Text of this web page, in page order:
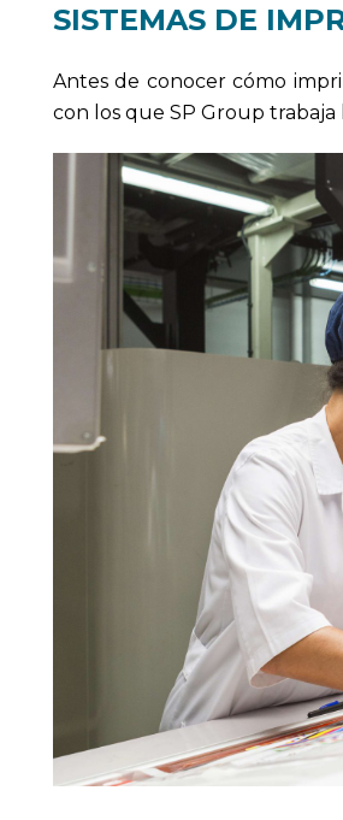
SISTEMAS DE
Antes de conocer cómo
con los que SP Group